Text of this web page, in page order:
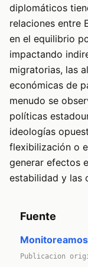
diplomáticos
relaciones entre
en el equilibrio
impactando
migratorias, las
económicas de
menudo se
políticas
ideologías
flexibilización o
generar efectos
estabilidad y las
Fuente
Monitoreamos
Publicacion